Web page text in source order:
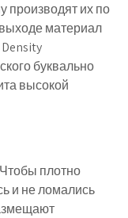
производят их по
материал
буквально
высокой
плотно
и не ломались